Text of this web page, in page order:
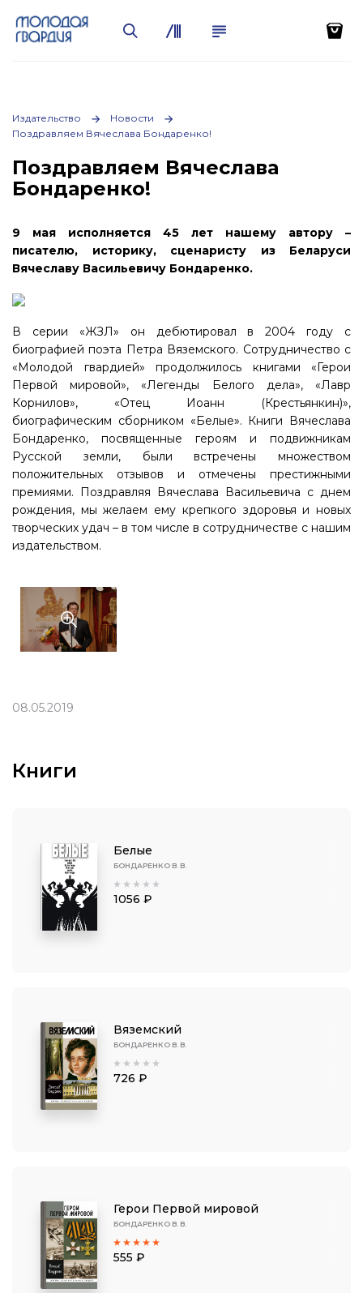
Издательство
Новости
Поздравляем Вячеслава Бондаренко!
Поздравляем Вячеслава
Бондаренко!
9 мая исполняется 45 лет нашему автору –
писателю, историку, сценаристу из Беларуси
Вячеславу Васильевичу Бондаренко.
В серии «ЖЗЛ» он дебютировал в 2004 году с
биографией поэта Петра Вяземского. Сотрудничество с
«Молодой гвардией» продолжилось книгами «Герои
Первой мировой», «Легенды Белого дела», «Лавр
Корнилов», «Отец Иоанн (Крестьянкин)»,
биографическим сборником «Белые». Книги Вячеслава
Бондаренко, посвященные героям и подвижникам
Русской земли, были встречены множеством
положительных отзывов и отмечены престижными
премиями. Поздравляя Вячеслава Васильевича с днем
рождения, мы желаем ему крепкого здоровья и новых
творческих удач – в том числе в сотрудничестве с нашим
издательством.
08.05.2019
Книги
Белые
БОНДАРЕНКО В. В.
1056 ₽
Вяземский
БОНДАРЕНКО В. В.
726 ₽
Герои Первой мировой
БОНДАРЕНКО В. В.
555 ₽